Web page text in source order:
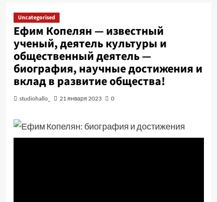
Uncategorised
Ефим Копелян — известный
ученый, деятель культуры и
общественный деятель —
биография, научные достижения и
вклад в развитие общества!
studiohallo_ 21 января 2023 0